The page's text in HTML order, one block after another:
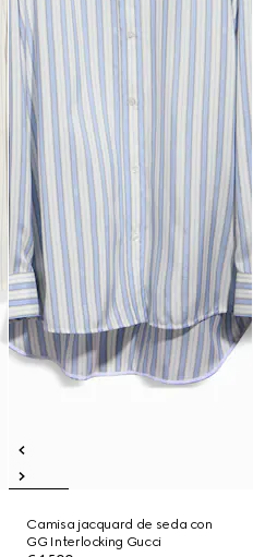
Camisa jacquard de seda con
GG Interlocking Gucci